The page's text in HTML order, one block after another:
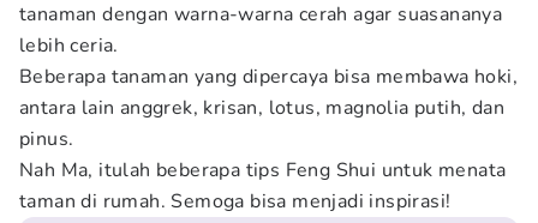
tanaman dengan warna-warna cerah agar suasananya
lebih ceria.
Beberapa tanaman yang dipercaya bisa membawa hoki,
antara lain anggrek, krisan, lotus, magnolia putih, dan
pinus.
Nah Ma, itulah beberapa tips Feng Shui untuk menata
taman di rumah. Semoga bisa menjadi inspirasi!